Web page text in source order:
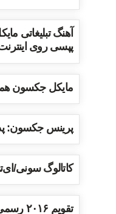
آهنگ تبلیغاتی
پپسی روی
مایکل جکسون
پرینس جکسون:
کاتالوگ سونی/
تقویم ۲۰۱۶ رسمی مایکل جکسون